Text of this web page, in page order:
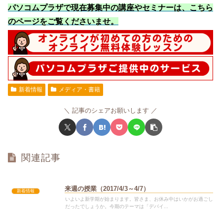
パソコムプラザで現在募集中の講座やセミナーは、こちら
のページをご覧くださいませ。
新着情報 メディア・書籍
記事のシェアお願いします
関連記事
新着情報 来週の授業（2017/4/3～4/7）
いよいよ新学期が始まります。皆さま、お休み中はいかがお過ごし
だったでしょうか。今期のテーマは「デバイ...